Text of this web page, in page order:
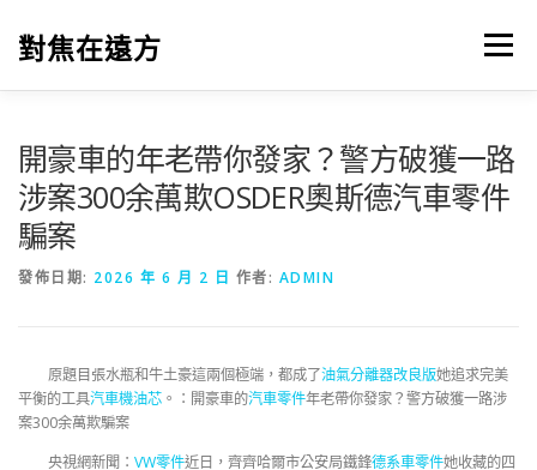
對焦在遠方 選單
開豪車的年老帶你發家？警方破獲一路
涉案300余萬欺OSDER奧斯德汽車零件
騙案
發佈日期: 2026 年 6 月 2 日 作者: ADMIN
原題目張水瓶和牛土豪這兩個極端，都成了油氣分離器改良版她追求完美
平衡的工具汽車機油芯 。：開豪車的汽車零件年老帶你發家？警方破獲一路涉
案300余萬欺騙案
央視網新聞： VW零件近日，齊齊哈爾市公安局鐵鋒德系車零件她收藏的四